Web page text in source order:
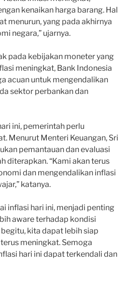
kenaikan harga barang. Hal
menurun, yang pada akhirnya
negara,” ujarnya.
pada kebijakan moneter yang
meningkat, Bank Indonesia
acuan untuk mengendalikan
sektor perbankan dan
ini, pemerintah perlu
Menurut Menteri Keuangan, Sri
pemantauan dan evaluasi
diterapkan. “Kami akan terus
dan mengendalikan inflasi
katanya.
inflasi hari ini, menjadi penting
aware terhadap kondisi
kita dapat lebih siap
meningkat. Semoga
hari ini dapat terkendali dan